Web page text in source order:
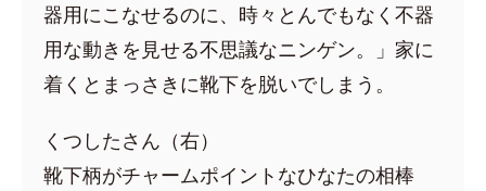
器用にこなせるのに、時々とんでもなく不器
用な動きを見せる不思議なニンゲン。」家に
着くとまっさきに靴下を脱いでしまう。
くつしたさん（右）
靴下柄がチャームポイントなひなたの相棒